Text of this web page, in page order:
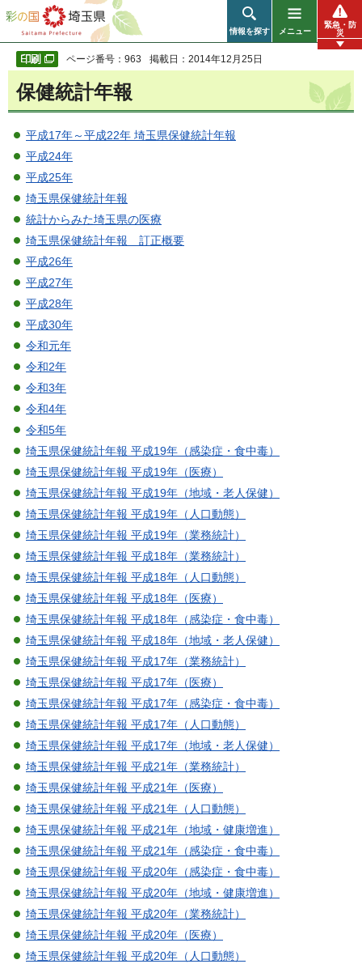
彩の国 埼玉県
情報を探す メニュー
緊急・防
災
ページ番号：963 掲載日：2014年12月25日
保健統計年報
平成17年～平成22年 埼玉県保健統計年報
平成24年
平成25年
埼玉県保健統計年報
統計からみた埼玉県の医療
埼玉県保健統計年報 訂正概要
平成26年
平成27年
平成28年
平成30年
令和元年
令和2年
令和3年
令和4年
令和5年
埼玉県保健統計年報 平成19年（感染症・食中毒）
埼玉県保健統計年報 平成19年（医療）
埼玉県保健統計年報 平成19年（地域・老人保健）
埼玉県保健統計年報 平成19年（人口動態）
埼玉県保健統計年報 平成19年（業務統計）
埼玉県保健統計年報 平成18年（業務統計）
埼玉県保健統計年報 平成18年（人口動態）
埼玉県保健統計年報 平成18年（医療）
埼玉県保健統計年報 平成18年（感染症・食中毒）
埼玉県保健統計年報 平成18年（地域・老人保健）
埼玉県保健統計年報 平成17年（業務統計）
埼玉県保健統計年報 平成17年（医療）
埼玉県保健統計年報 平成17年（感染症・食中毒）
埼玉県保健統計年報 平成17年（人口動態）
埼玉県保健統計年報 平成17年（地域・老人保健）
埼玉県保健統計年報 平成21年（業務統計）
埼玉県保健統計年報 平成21年（医療）
埼玉県保健統計年報 平成21年（人口動態）
埼玉県保健統計年報 平成21年（地域・健康増進）
埼玉県保健統計年報 平成21年（感染症・食中毒）
埼玉県保健統計年報 平成20年（感染症・食中毒）
埼玉県保健統計年報 平成20年（地域・健康増進）
埼玉県保健統計年報 平成20年（業務統計）
埼玉県保健統計年報 平成20年（医療）
埼玉県保健統計年報 平成20年（人口動態）